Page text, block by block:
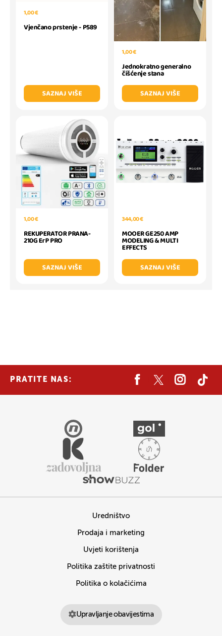
1,00 €
Vjenčano prstenje - P589
SAZNAJ VIŠE
1,00 €
Jednokratno generalno
čišćenje stana
SAZNAJ VIŠE
1,00 €
REKUPERATOR PRANA-
210G ErP PRO
SAZNAJ VIŠE
344,00 €
MOOER GE250 AMP
MODELING & MULTI
EFFECTS
SAZNAJ VIŠE
PRATITE NAS:
Uredništvo
Prodaja i marketing
Uvjeti korištenja
Politika zaštite privatnosti
Politika o kolačićima
Upravljanje obavijestima